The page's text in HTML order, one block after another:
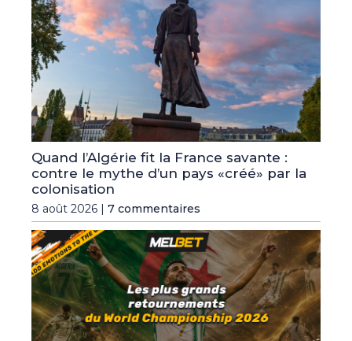
Quand l’Algérie fit la France savante :
contre le mythe d’un pays «créé» par la
colonisation
8 août 2026 | 7 commentaires